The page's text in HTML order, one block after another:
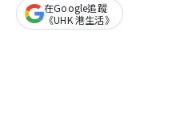
在Google追蹤
《UHK 港生活》